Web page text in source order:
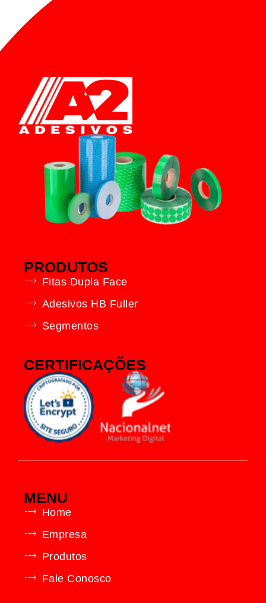
PRODUTOS
Fitas Dupla Face
Adesivos HB Fuller
Segmentos
CERTIFICAÇÕES
MENU
Home
Empresa
Produtos
Fale Conosco